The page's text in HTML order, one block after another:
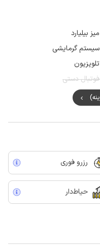
میز بیلیارد
سیستم گرمایشی
تلویزیون
فوتبال دستی
رزرو فوری
حیاط‌دار